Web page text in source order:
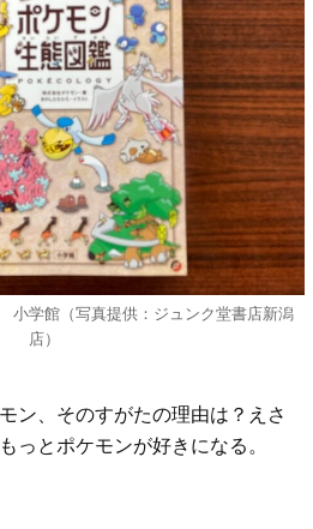
学館（写真提供：ジュンク堂書店新潟
店）
ン、そのすがたの理由は？えさ
っとポケモンが好きになる。